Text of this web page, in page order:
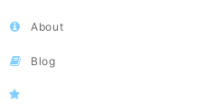
About
Blog